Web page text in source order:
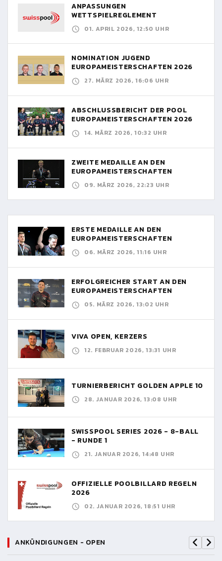
ANPASSUNGEN
WETTSPIELREGLEMENT
01. APRIL 2026, 12:50 UHR
NOMINATION JUGEND
EUROPAMEISTERSCHAFTEN 2026
27. MÄRZ 2026, 16:06 UHR
ABSCHLUSSBERICHT DER POOL
EUROPAMEISTERSCHAFTEN 2026
14. MÄRZ 2026, 10:32 UHR
ZWEITE MEDAILLE AN DEN
EUROPAMEISTERSCHAFTEN
09. MÄRZ 2026, 22:23 UHR
ERSTE MEDAILLE AN DEN
EUROPAMEISTERSCHAFTEN
06. MÄRZ 2026, 11:16 UHR
ERFOLGREICHER START AN DEN
EUROPAMEISTERSCHAFTEN
05. MÄRZ 2026, 13:02 UHR
VIVA OPEN, KERZERS
12. FEBRUAR 2026, 13:31 UHR
TURNIERBERICHT GOLDEN APPLE 10
28. JANUAR 2026, 13:08 UHR
SWISSPOOL SERIES 2026 - 8-BALL
- RUNDE 1
21. JANUAR 2026, 14:48 UHR
OFFIZIELLE POOLBILLARD REGELN
2026
02. JANUAR 2026, 18:51 UHR
ANKÜNDIGUNGEN - OPEN